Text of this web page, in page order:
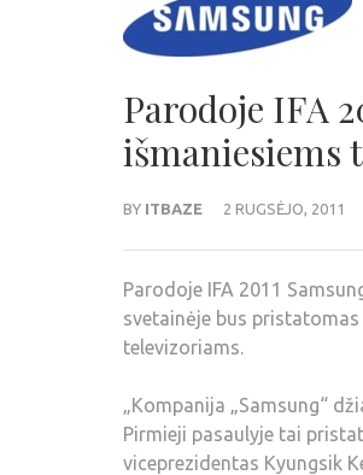
Parodoje IFA
išmaniesiems
BY ITBAZE 2 RUGSĖJO, 2011
Parodoje IFA 2011
svetainėje bus
televizoriams.
„Kompanija „Samsung“
Pirmieji pasaulyje tai
viceprezidentas Kyungsik